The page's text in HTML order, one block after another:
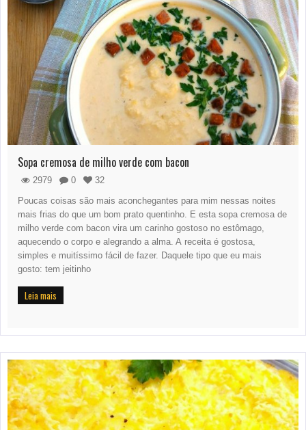
Sopa cremosa de milho verde com bacon
2979 0
32
Poucas coisas são mais aconchegantes para mim nessas noites
mais frias do que um bom prato quentinho. E esta sopa cremosa de
milho verde com bacon vira um carinho gostoso no estômago,
aquecendo o corpo e alegrando a alma. A receita é gostosa,
simples e muitíssimo fácil de fazer. Daquele tipo que eu mais
gosto: tem jeitinho
Leia mais